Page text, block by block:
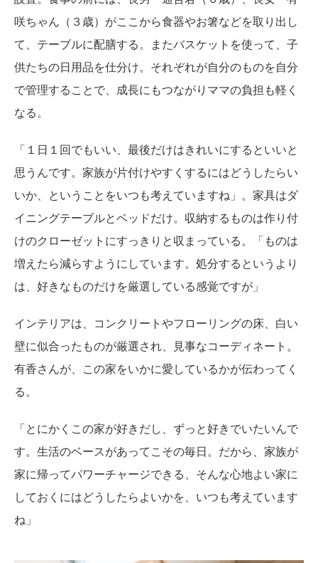
咲ちゃん（３歳）がここから食器やお箸などを取り出し
て、テーブルに配膳する。またバスケットを使って、子
供たちの日用品を仕分け。それぞれが自分のものを自分
で管理することで、成長にもつながりママの負担も軽く
なる。
「１日１回でもいい、最後だけはきれいにするといいと
思うんです。家族が片付けやすくするにはどうしたらい
いか、ということをいつも考えていますね」。家具はダ
イニングテーブルとベッドだけ。収納するものは作り付
けのクローゼットにすっきりと収まっている。「ものは
増えたら減らすようにしています。処分するというより
は、好きなものだけを厳選している感覚ですが」
インテリアは、コンクリートやフローリングの床、白い
壁に似合ったものが厳選され、見事なコーディネート。
有香さんが、この家をいかに愛しているかが伝わってく
る。
「とにかくこの家が好きだし、ずっと好きでいたいんで
す。生活のベースがあってこその毎日。だから、家族が
家に帰ってパワーチャージできる、そんな心地よい家に
しておくにはどうしたらよいかを、いつも考えています
ね」